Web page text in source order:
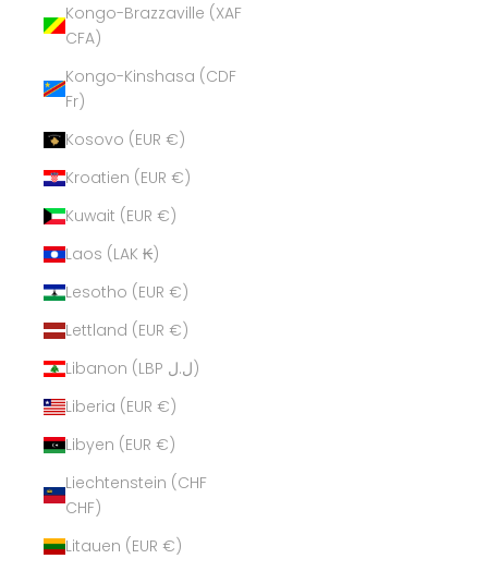
Kongo-Brazzaville (XAF
CFA)
Kongo-Kinshasa (CDF
Fr)
Kosovo (EUR €)
Kroatien (EUR €)
Kuwait (EUR €)
Laos (LAK ₭)
Lesotho (EUR €)
Lettland (EUR €)
Libanon (LBP ل.ل)
Liberia (EUR €)
Libyen (EUR €)
Liechtenstein (CHF
CHF)
Litauen (EUR €)